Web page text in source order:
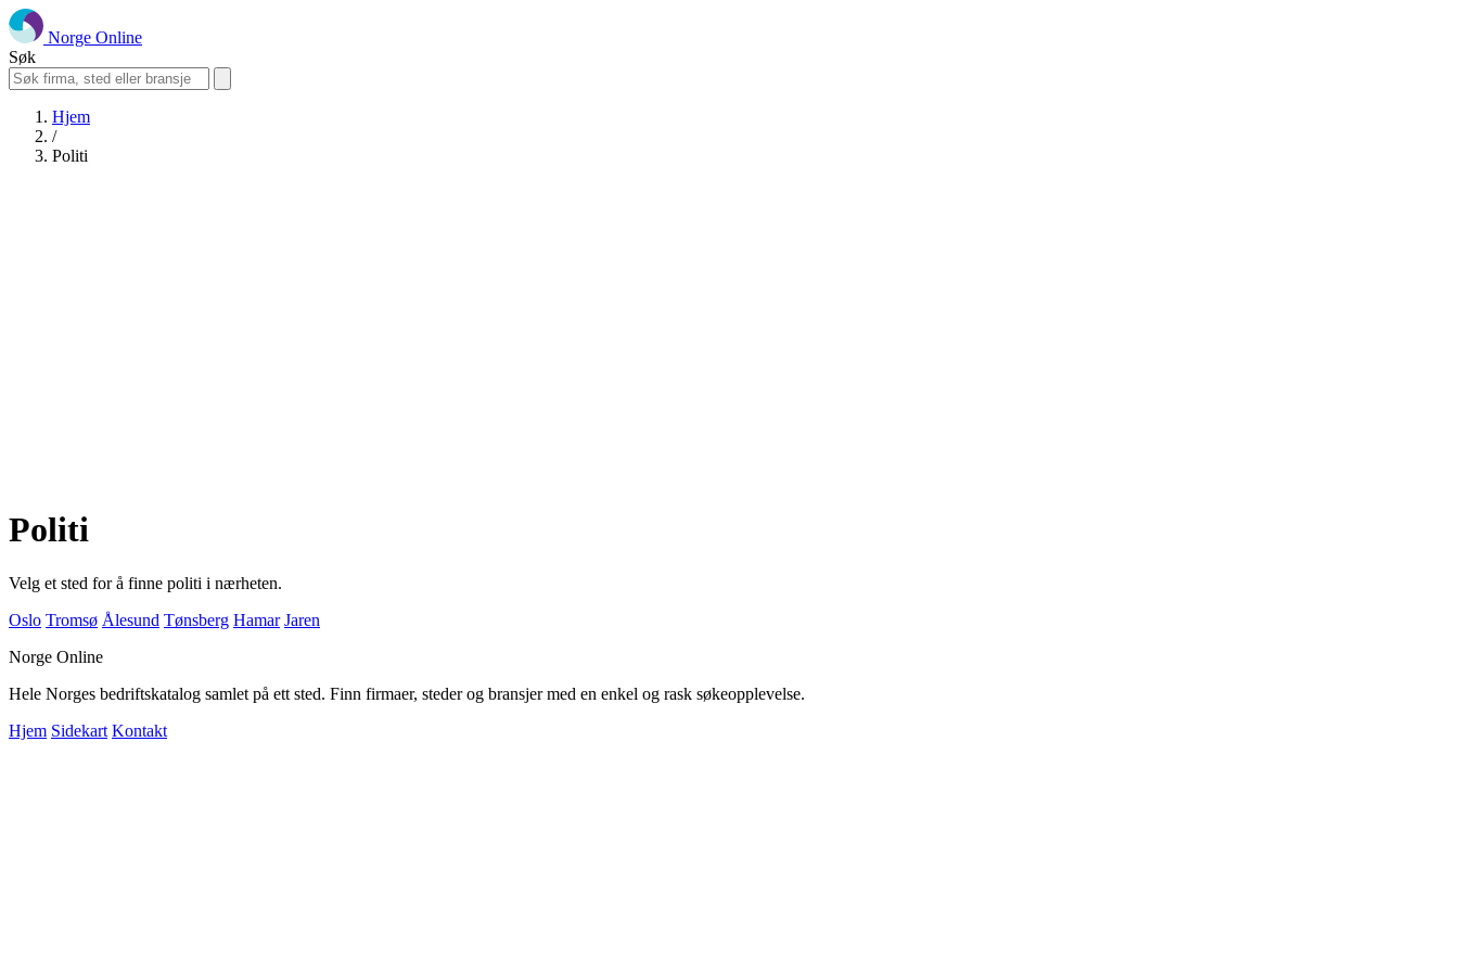
Norge Online
Søk
Hjem
/
Politi
Politi
Velg et sted for å finne politi i nærheten.
Oslo Tromsø Ålesund Tønsberg Hamar Jaren
Norge Online
Hele Norges bedriftskatalog samlet på ett sted. Finn firmaer, steder og bransjer med en enkel og rask søkeopplevelse.
Hjem Sidekart Kontakt